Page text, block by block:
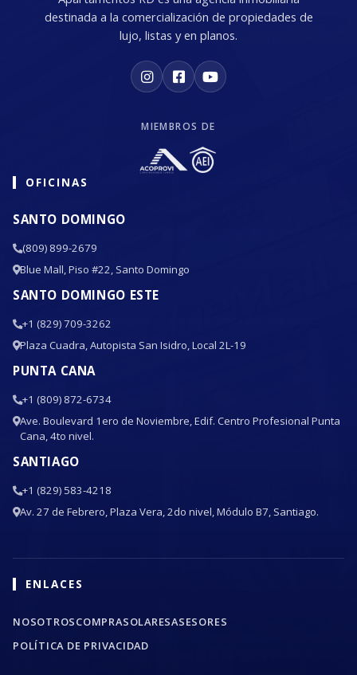
destinada a la comercialización de propiedades de
lujo, listas y en planos.
MIEMBROS DE
OFICINAS
SANTO DOMINGO
(809) 899-2679
Blue Mall, Piso #22, Santo Domingo
SANTO DOMINGO ESTE
+1 (829) 709-3262
Plaza Cuadra, Autopista San Isidro, Local 2L-19
PUNTA CANA
+1 (809) 872-6734
Ave. Boulevard 1ero de Noviembre, Edif. Centro Profesional Punta
Cana, 4to nivel.
SANTIAGO
+1 (829) 583-4218
Av. 27 de Febrero, Plaza Vera, 2do nivel, Módulo B7, Santiago.
ENLACES
NOSOTROSCOMPRASOLARESASESORES
POLÍTICA DE PRIVACIDAD